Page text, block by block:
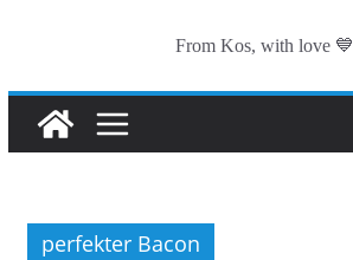
From Kos, with love 💙
perfekter Bacon